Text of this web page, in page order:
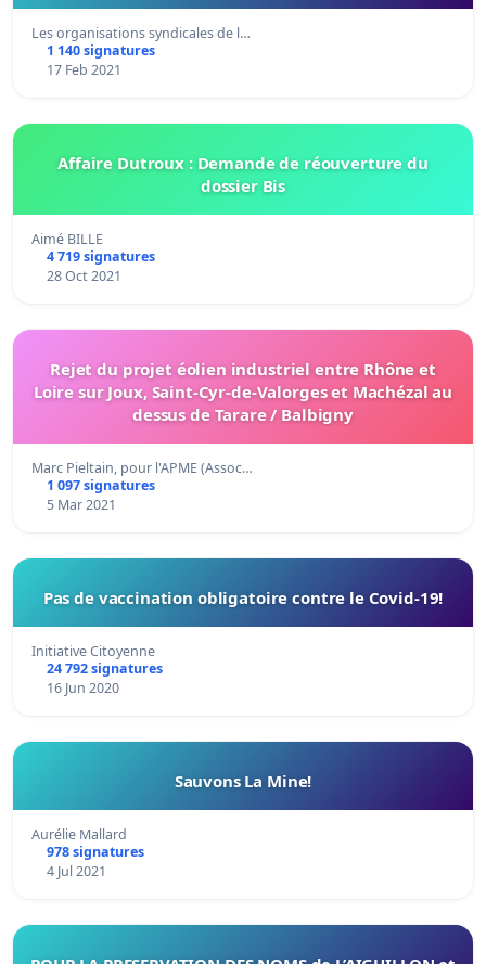
Les organisations syndicales de l…
1 140 signatures
17 Feb 2021
Affaire Dutroux : Demande de réouverture du
dossier Bis
Aimé BILLE
4 719 signatures
28 Oct 2021
Rejet du projet éolien industriel entre Rhône et
Loire sur Joux, Saint-Cyr-de-Valorges et Machézal au
dessus de Tarare / Balbigny
Marc Pieltain, pour l'APME (Assoc…
1 097 signatures
5 Mar 2021
Pas de vaccination obligatoire contre le Covid-19!
Initiative Citoyenne
24 792 signatures
16 Jun 2020
Sauvons La Mine!
Aurélie Mallard
978 signatures
4 Jul 2021